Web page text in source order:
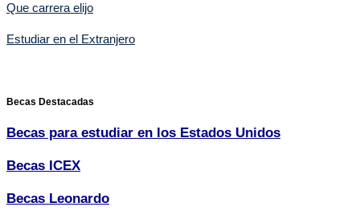
Que carrera elijo
Estudiar en el Extranjero
Becas Destacadas
Becas para estudiar en los Estados Unidos
Becas ICEX
Becas Leonardo